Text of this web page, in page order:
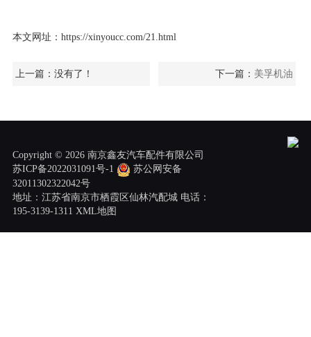
本文网址： https://xinyoucc.com/21.html
上一篇：没有了！ 下一篇： 美孚机油
Copyright © 2026 南京鑫友汽车配件有限公司
苏ICP备2022031091号-1
苏公网安备
32011302322042号
地址：江苏省南京市栖霞区仙林汽配城 电话：
195-3139-1311 XML地图